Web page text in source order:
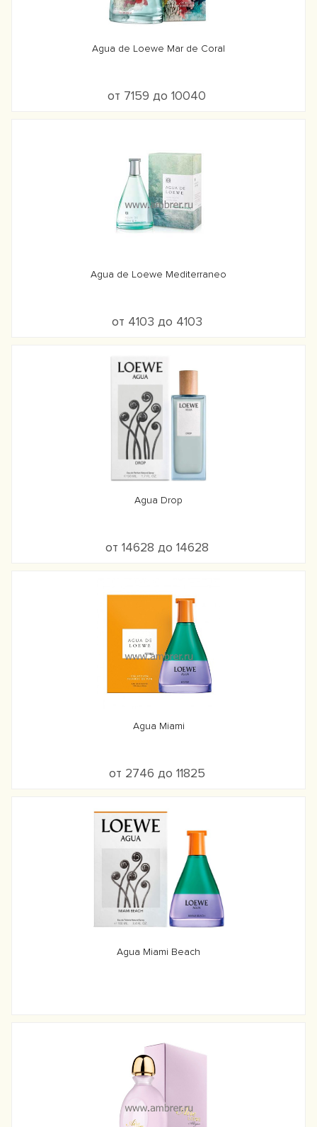
Agua de Loewe Mar de Coral
от 7159 до 10040
Agua de Loewe Mediterraneo
от 4103 до 4103
Agua Drop
от 14628 до 14628
Agua Miami
от 2746 до 11825
Agua Miami Beach